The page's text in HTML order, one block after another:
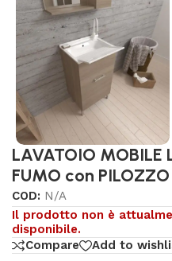
LAVATOIO MOBILE
FUMO con PILOZZO
COD: N/A
Il prodotto non è
disponibile.
Compare
Add to